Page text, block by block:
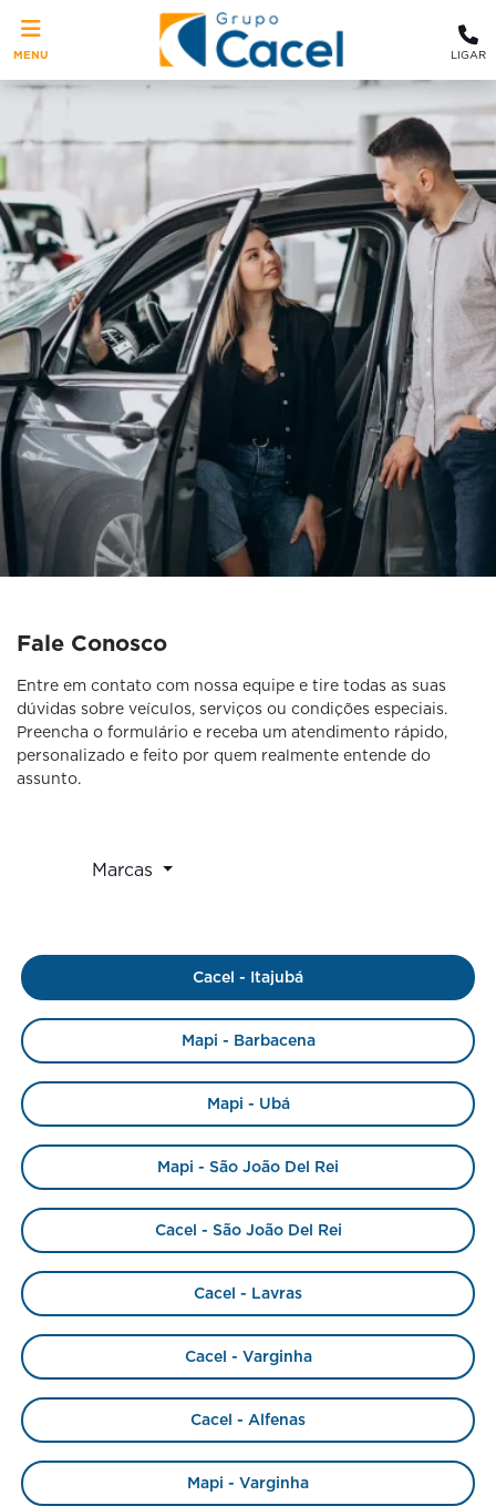
MENU LIGAR
Fale Conosco
Entre em contato com nossa equipe e tire todas as suas
dúvidas sobre veículos, serviços ou condições especiais.
Preencha o formulário e receba um atendimento rápido,
personalizado e feito por quem realmente entende do
assunto.
Marcas
Cacel - Itajubá
Mapi - Barbacena
Mapi - Ubá
Mapi - São João Del Rei
Cacel - São João Del Rei
Cacel - Lavras
Cacel - Varginha
Cacel - Alfenas
Mapi - Varginha